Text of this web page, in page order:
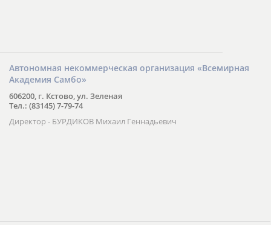
Автономная некоммерческая организация «Всемирная
Академия Самбо»
606200, г. Кстово, ул. Зеленая
Тел.: (83145) 7-79-74
Директор - БУРДИКОВ Михаил Геннадьевич